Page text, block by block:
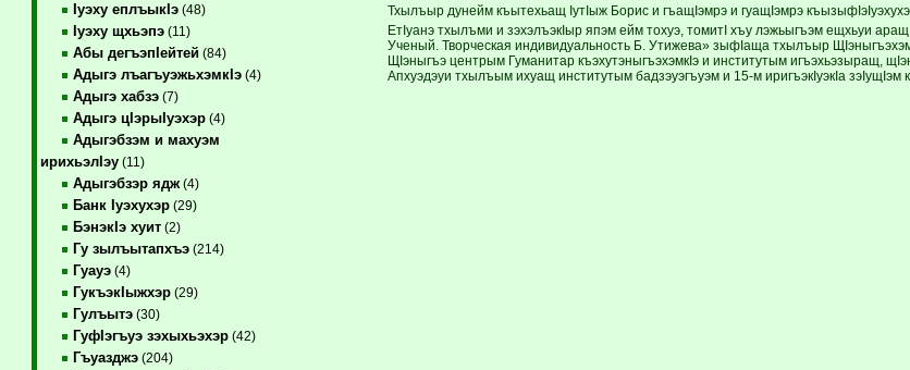
Iуэху еплъыкIэ(48)
Iуэху щхьэпэ(11)
Абы дегъэпIейтей(84)
Адыгэ лъагъуэжьхэмкIэ(4)
Адыгэ хабзэ(7)
Адыгэ цIэрыIуэхэр(4)
Адыгэбзэм и махуэм
ирихьэлIэу(11)
Адыгэбзэр ядж(4)
Банк Iуэхухэр(29)
БэнэкIэ хуит(2)
Гу зылъытапхъэ(214)
Гуауэ(4)
ГукъэкIыжхэр(29)
Гулъытэ(30)
ГуфIэгъуэ зэхыхьэхэр(42)
Гъуазджэ(204)
Тхылъыр дунейм къытехьащ IутIыж Борис и гъащIэмрэ и гуащIэмрэ
ЕтIуанэ тхылъми и зэхэлъэкIыр япэм ейм тохуэ, томитI хъу лэжьыгъэм ещхьуи
Ученый. Творческая индивидуальность Б. Утижева» зыфIаща тхылъыр
ЩIэныгъэ центрым Гуманитар къэхутэныгъэхэмкIэ и институтым игъэхьэзыращ,
Апхуэдэуи тхылъым ихуащ институтым бадзэуэгъуэм и 15-м иригъэкIуэкIа зэIущIэм